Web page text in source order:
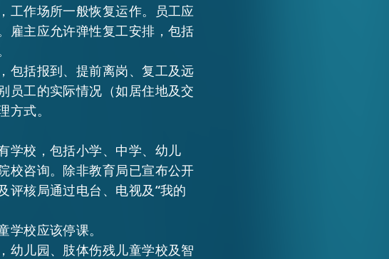
工作场所一般恢复运作。员工应
雇主应允许弹性复工安排，包括
包括报到、提前离岗、复工及远
员工的实际情况（如居住地及交
式。
学校，包括小学、中学、幼儿
校咨询。除非教育局已宣布公开
评核局通过电台、电视及“我的
校应该停课。
幼儿园、肢体伤残儿童学校及智